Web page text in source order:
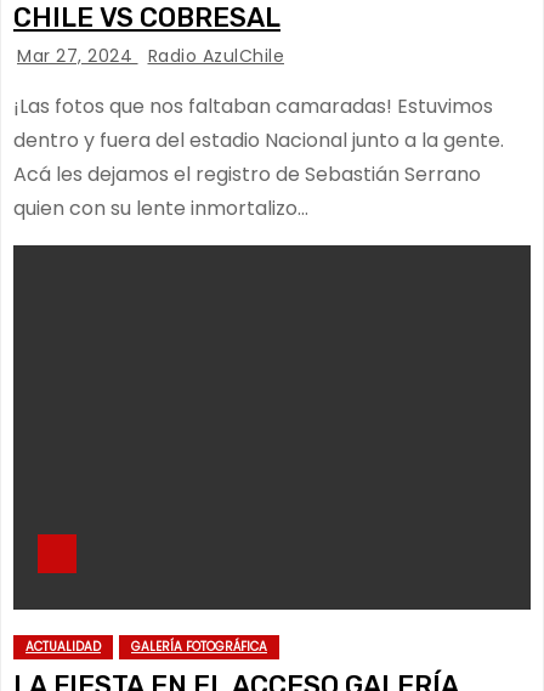
CHILE VS COBRESAL
Mar 27, 2024 Radio AzulChile
¡Las fotos que nos faltaban camaradas! Estuvimos
dentro y fuera del estadio Nacional junto a la gente.
Acá les dejamos el registro de Sebastián Serrano
quien con su lente inmortalizo…
ACTUALIDAD GALERÍA FOTOGRÁFICA